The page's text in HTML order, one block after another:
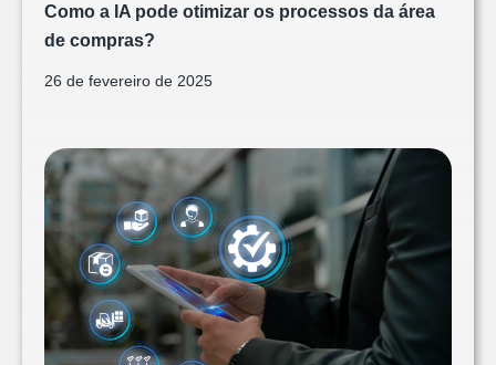
Como a IA pode otimizar os processos da área
de compras?
26 de fevereiro de 2025